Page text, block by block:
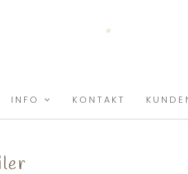
INFO KONTAKT